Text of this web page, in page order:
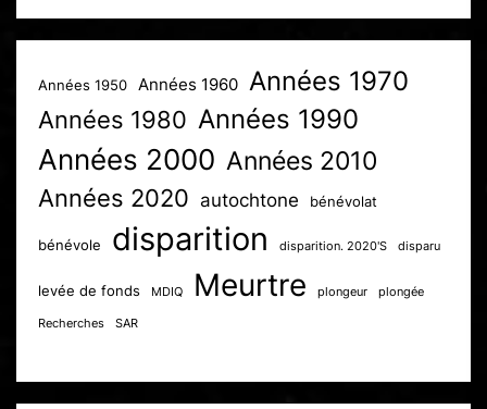
Années 1950 Années 1960 Années 1970
Années 1980 Années 1990
Années 2000 Années 2010
Années 2020 autochtone bénévolat
bénévole disparition disparition. 2020'S disparu
levée de fonds MDIQ Meurtre plongeur plongée
Recherches SAR